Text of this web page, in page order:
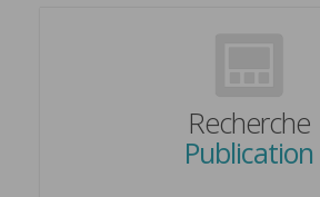
Recherche
Publication